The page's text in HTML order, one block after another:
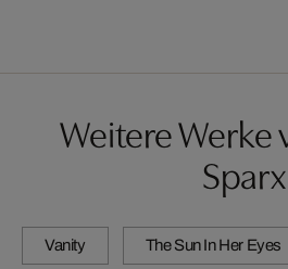
Weitere Werke
Sparx
Vanity The Sun In Her Eyes